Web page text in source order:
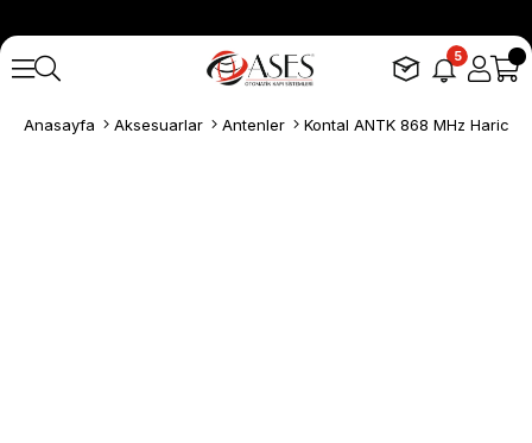
5
Anasayfa Aksesuarlar Antenler Kontal ANTK 868 MHz Harici